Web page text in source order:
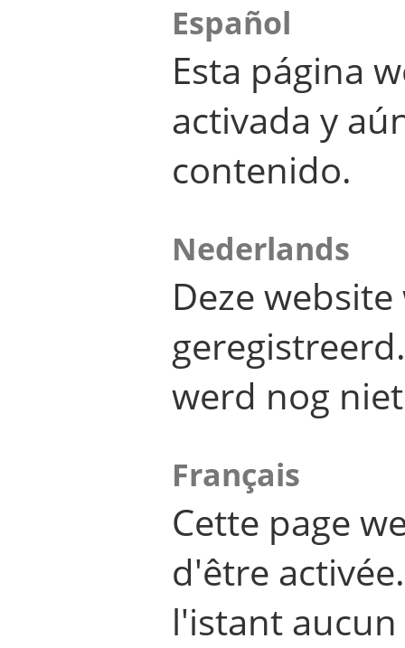
Español
Esta página
activada y
contenido.
Nederlands
Deze
werd nog
Français
Cette page
d'être
l'istant